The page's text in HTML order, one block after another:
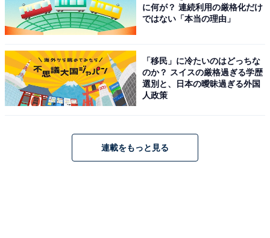
A post shared by 岩田絵里奈/日本テレビアナウンサー
2位に選ばれたのは、2018年入社の岩田絵里奈アナウン
サー。その清楚（せいそ）でかわいらしいルックスで、
芸能活動をしており、以前はスターダストプロモーショ
ンに所属していたのだとか。どうりでかわいいわけで
に何が？ 連続利用の厳格化だけ
ではない「本当の理由」
「移民」に冷たいのはどっちな
のか？ スイスの厳格過ぎる学歴
選別と、日本の曖昧過ぎる外国
人政策
連載をもっと見る